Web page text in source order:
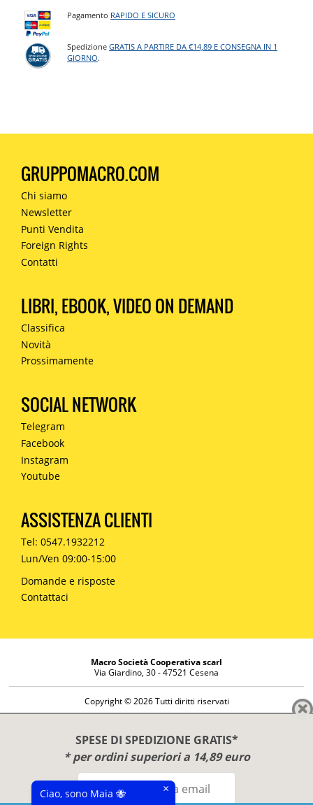
SPESE DI SPEDIZIONE GRATIS*
* per ordini superiori a 14,89 euro
Pagamento RAPIDO E SICURO
SpedizioneGRATIS A PARTIRE DA €14,89 E CONSEGNA IN 1
GIORNO.
GRUPPOMACRO.COM
Chi siamo
Newsletter
Punti Vendita
Foreign Rights
Contatti
LIBRI, EBOOK, VIDEO ON DEMAND
Classifica
Novità
Prossimamente
SOCIAL NETWORK
Telegram
Facebook
Instagram
Youtube
ASSISTENZA CLIENTI
Tel: 0547.1932212
Lun/Ven 09:00-15:00
Domande e risposte
Contattaci
Macro Società Cooperativa scarl
Via Giardino, 30 - 47521 Cesena
Copyright © 2026 Tutti diritti riservati
Diritto di reso
Disclaimer
Privacy Policy
Ciao, sono Maia 🐝
×